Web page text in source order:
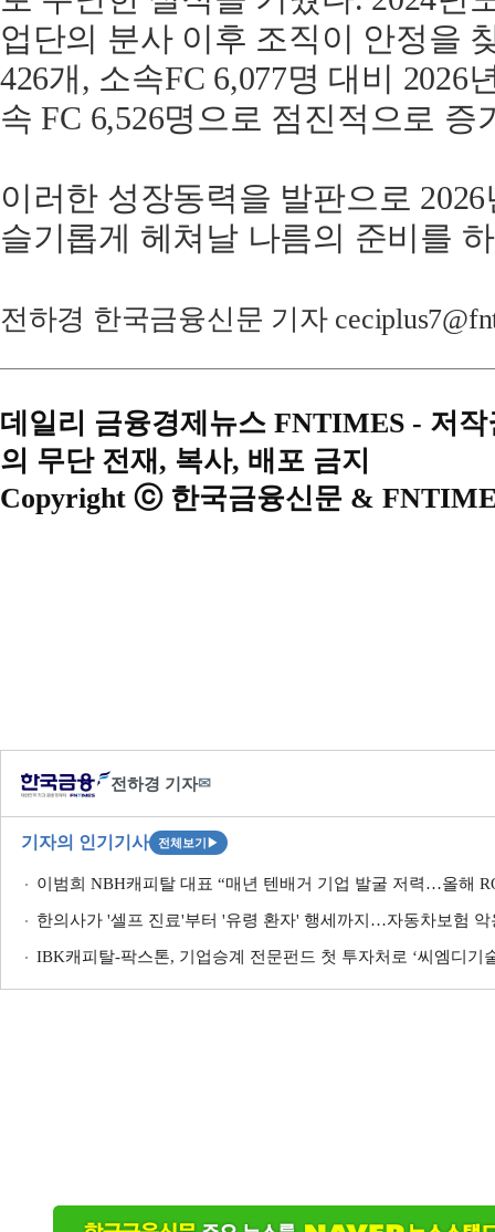
업단의 분사 이후 조직이 안정을
426개, 소속FC 6,077명 대비 2026
속 FC 6,526명으로 점진적으로
이러한 성장동력을 발판으로
슬기롭게 헤쳐날 나름의 준비를
전하경 한국금융신문 기자
데일리 금융경제뉴스 FNTIMES - 저
의 무단 전재, 복사, 배포 금지
Copyright ⓒ 한국금융신문 &
전하경 기자✉
기자의 인기기사 전체보기 ▶
이범희 NBH캐피탈 대표 “매년 텐배거 기업 발굴 저력…올해
한의사가 '셀프 진료'부터 '유령 환자' 행세까지…자동차보험
IBK캐피탈-팍스톤, 기업승계 전문펀드 첫 투자처로 ‘씨엠디기